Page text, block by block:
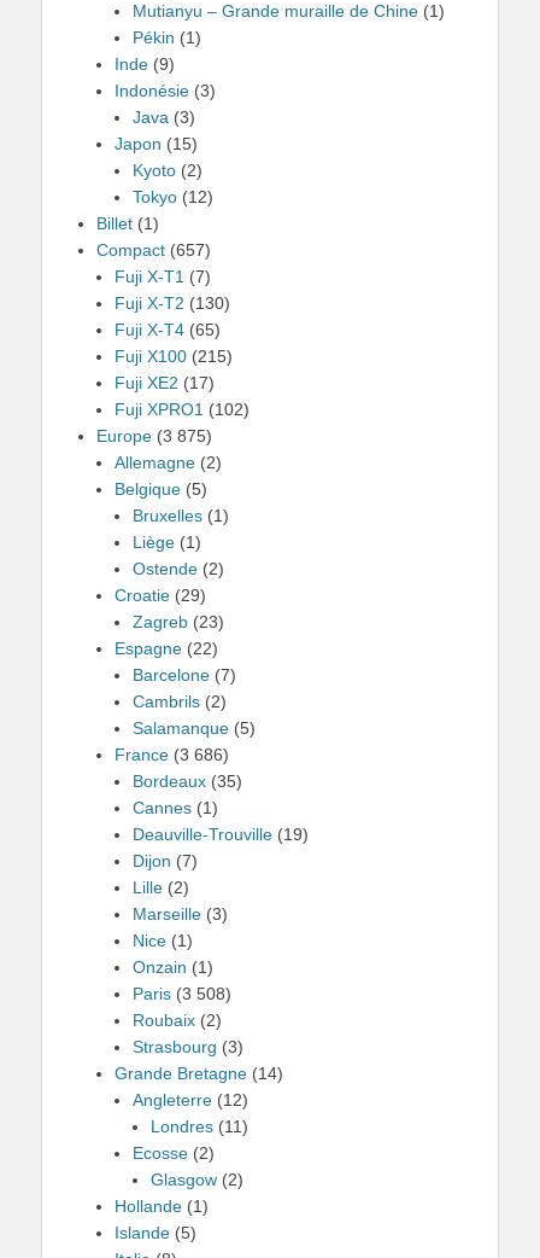
Mutianyu – Grande muraille de Chine (1)
Pékin (1)
Inde (9)
Indonésie (3)
Java (3)
Japon (15)
Kyoto (2)
Tokyo (12)
Billet (1)
Compact (657)
Fuji X-T1 (7)
Fuji X-T2 (130)
Fuji X-T4 (65)
Fuji X100 (215)
Fuji XE2 (17)
Fuji XPRO1 (102)
Europe (3 875)
Allemagne (2)
Belgique (5)
Bruxelles (1)
Liège (1)
Ostende (2)
Croatie (29)
Zagreb (23)
Espagne (22)
Barcelone (7)
Cambrils (2)
Salamanque (5)
France (3 686)
Bordeaux (35)
Cannes (1)
Deauville-Trouville (19)
Dijon (7)
Lille (2)
Marseille (3)
Nice (1)
Onzain (1)
Paris (3 508)
Roubaix (2)
Strasbourg (3)
Grande Bretagne (14)
Angleterre (12)
Londres (11)
Ecosse (2)
Glasgow (2)
Hollande (1)
Islande (5)